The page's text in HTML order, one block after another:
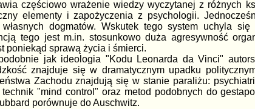
częściowo wrażenie wiedzy wyczytanej z różnych
elementy i zapożyczenia z psychologii.
dogmatów. Wskutek tego system uchyla
tego jest m.in. stosunkowo duża agresywność
poniekąd sprawą życia i śmierci.
jak ideologia "Kodu Leonarda da Vinci"
znajduje się w dramatycznym upadku
Zachodu znajdują się w stanie paraliżu:
"mind control" oraz metod podobnych do
porównuje do Auschwitz.